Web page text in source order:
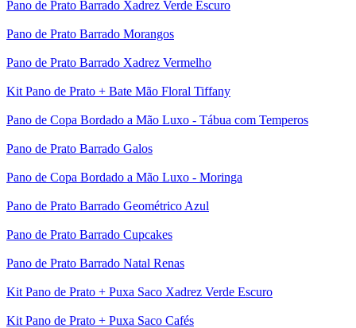
Pano de Prato Barrado Xadrez Verde Escuro
Pano de Prato Barrado Morangos
Pano de Prato Barrado Xadrez Vermelho
Kit Pano de Prato + Bate Mão Floral Tiffany
Pano de Copa Bordado a Mão Luxo - Tábua com Temperos
Pano de Prato Barrado Galos
Pano de Copa Bordado a Mão Luxo - Moringa
Pano de Prato Barrado Geométrico Azul
Pano de Prato Barrado Cupcakes
Pano de Prato Barrado Natal Renas
Kit Pano de Prato + Puxa Saco Xadrez Verde Escuro
Kit Pano de Prato + Puxa Saco Cafés